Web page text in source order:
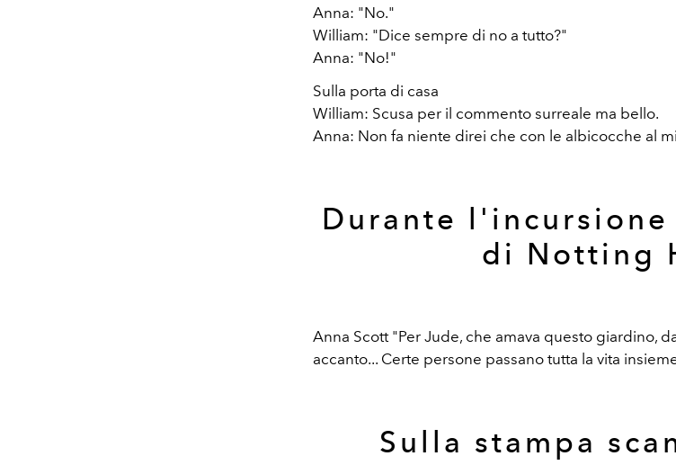
Anna: "No."
William: "Dice sempre di no a tutto?"
Anna: "No!"
Sulla porta di casa
William: Scusa per il commento surreale ma bello.
Anna: Non fa niente direi che con le albicocche al
Durante
di Notting
Anna Scott "Per Jude, che amava questo giardino,
accanto... Certe persone passano tutta la vita
Sulla stampa